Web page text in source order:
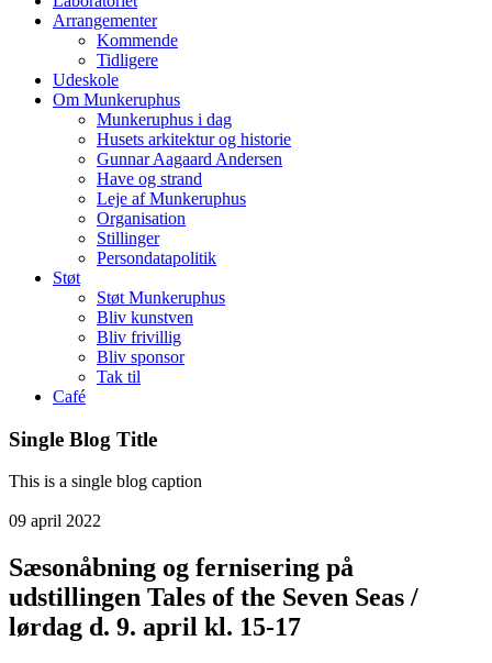
Arrangementer
Kommende
Tidligere
Udeskole
Om Munkeruphus
Munkeruphus i dag
Husets arkitektur og historie
Gunnar Aagaard Andersen
Have og strand
Leje af Munkeruphus
Organisation
Stillinger
Persondatapolitik
Støt
Støt Munkeruphus
Bliv kunstven
Bliv frivillig
Bliv sponsor
Tak til
Café
Single Blog Title
This is a single blog caption
09 april 2022
Sæsonåbning og fernisering på
udstillingen Tales of the Seven Seas /
lørdag d. 9. april kl. 15-17